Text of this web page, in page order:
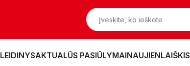
LEIDINYSAKTUALŪS PASIŪLYMAINAUJIENLAIŠKIS